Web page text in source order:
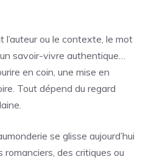
l’auteur ou le contexte, le mot
savoir-vivre authentique…
en coin, une mise en
Tout dépend du regard
se glisse aujourd’hui
romanciers, des critiques ou